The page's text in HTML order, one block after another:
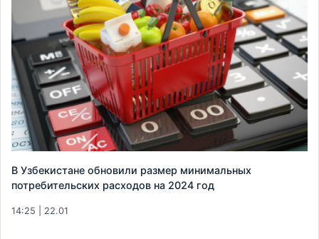
В Узбекистане обновили размер минимальных
потребительских расходов на 2024 год
14:25 | 22.01